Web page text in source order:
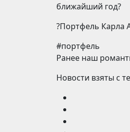
ближайший год?
?Портфель Карла
#портфель
Ранее наш
Новости взяты с